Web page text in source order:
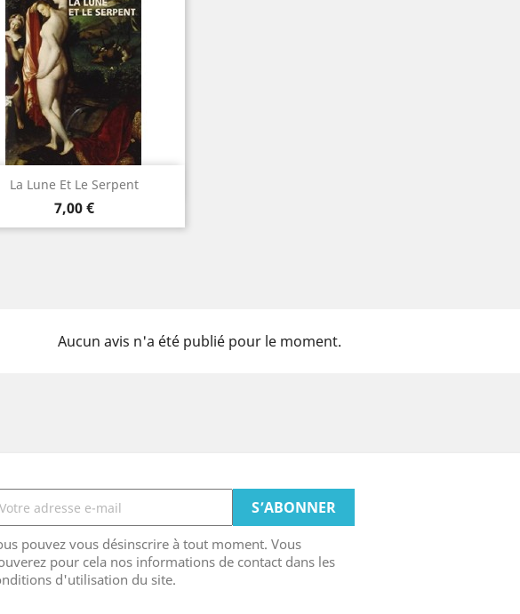
La Lune Et Le Serpent
Prix
7,00 €
Aperçu rapide
Aucun avis n'a été publié pour le moment.
pouvez vous désinscrire à tout moment. Vous
pour cela nos informations de contact dans les
d'utilisation du site.